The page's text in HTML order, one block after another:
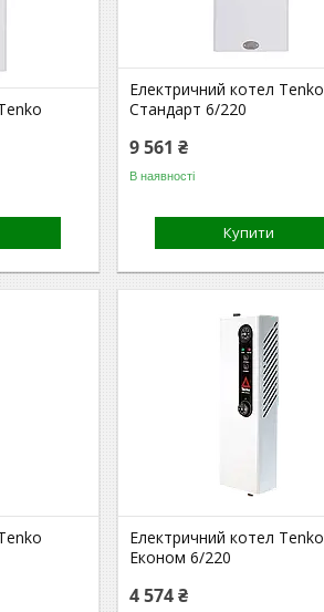
Електричний котел Tenko
Стандарт 6/220
9 561 ₴
В наявності
Купити
Електричний котел Tenko
Економ 6/220
4 574 ₴